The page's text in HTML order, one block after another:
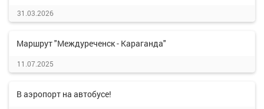
31.03.2026
Маршрут "Междуреченск - Караганда"
11.07.2025
В аэропорт на автобусе!